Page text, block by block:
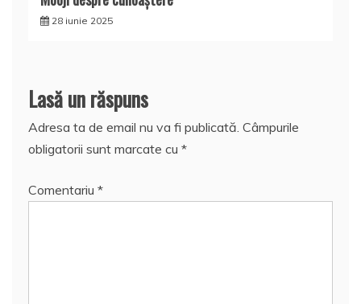
28 iunie 2025
Lasă un răspuns
Adresa ta de email nu va fi publicată. Câmpurile
obligatorii sunt marcate cu *
Comentariu *